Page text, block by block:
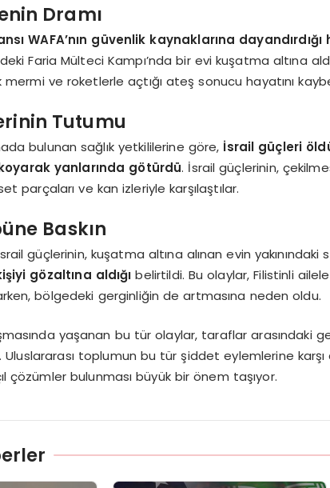
Dramı
WAFA’nın güvenlik kaynaklarına
Faria Mülteci Kampı’nda bir evi kuşatma altına
ve roketlerle açtığı ateş sonucu hayatını
Tutumu
bulunan sağlık yetkililerine göre, İsrail güçleri
yanlarında götürdü. İsrail güçlerinin,
parçaları ve kan izleriyle karşılaştılar.
Baskın
güçlerinin, kuşatma altına alınan evin
gözaltına aldığı belirtildi. Bu olaylar, Filistinli
bölgedeki gerginliğin de artmasına neden oldu.
yaşanan bu tür olaylar, taraflar arasındaki
Uluslararası toplumun bu tür şiddet eylemlerine
çözümler bulunması büyük bir önem taşıyor.